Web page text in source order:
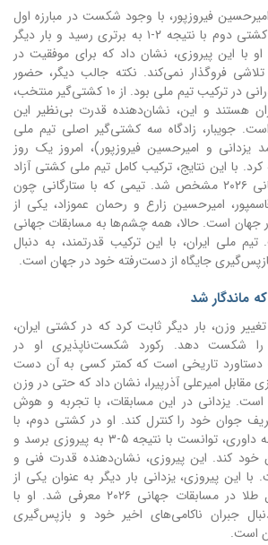
نیز امیرحسین فیروزپور، با وجود شکست در مبارزه اول
مقابل مبین عظیمی، در کشتی دوم با نتیجه ۲-۱ به برتری رسید و بار دیگر
با این پیروزی، نشان داد که برای موفقیت در
فروگذار نمی‌کند. نکته جالب دیگر، حضور
پررنگ کشتی‌گیران مازندرانی در ترکیب تیم ملی بود. از ۱۰ کشتی‌گیر منتخب،
هستند و این، نشان‌دهنده قدرت بی‌نظیر این
جویبار، زادگاه سه کشتی‌گیر اصلی تیم ملی
یزدانی و امیرحسین فیروزپور)، امروز یک روز
با این نتایج، ترکیب کامل تیم ملی کشتی آزاد
ایران برای مسابقات جهانی ۲۰۲۶ مشخص شد. تیمی که با ستارگانی چون
امیرحسین زارع و رحمان عموزاد، یکی از
جهان است. حالا، همه چشم‌ها به مسابقات جهانی
تیم ملی ایران، با این ترکیب قدرتمند، به دنبال
جایگاه از دست‌رفته خود در جهان است.
ماندگار شد
وزن، بار دیگر ثابت کرد که در کشتی ایران،
شکست دهد. رکورد شکست‌ناپذیری او در
دستاورد تاریخی است که کمتر کسی به آن دست
مقابل امیرعلی آذرپیرا، نشان داد که حتی در وزن
است. یزدانی در این مسابقات، با تجربه و هوش
جوان خود را کنترل کند. او در کشتی دوم، با
وجود اعتراضات آذرپیرا به داوری، توانست با نتیجه ۵-۳ به پیروزی برسد و
خود کند. این پیروزی، نشان‌دهنده قدرت فنی و
این پیروزی، یزدانی بار دیگر به عنوان یکی از
اصلی‌ترین مدعیان مدال طلا در مسابقات جهانی ۲۰۲۶ معرفی شد. او با
جبران ناکامی‌های اخیر خود و بازپس‌گیری
است.